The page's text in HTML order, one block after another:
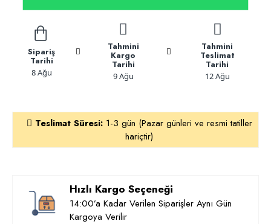
Sipariş
Tarihi
8 Ağu
Tahmini
Kargo
Tarihi
9 Ağu
Tahmini
Teslimat
Tarihi
12 Ağu
Teslimat Süresi:1-3 gün (Pazar günleri ve resmi tatiller
hariçtir)
Hızlı Kargo Seçeneği
14:00’a Kadar Verilen Siparişler Aynı Gün
Kargoya Verilir